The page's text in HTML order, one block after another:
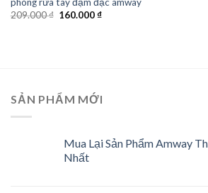
209.000₫ Original
160.000₫Current
SẢN PHẨM MỚI
Mua Lại Sản Phẩm Amway
Nhất